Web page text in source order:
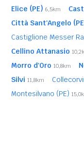
Elice (PE) 6,5km
Città Sant'Angelo
Castiglione Messer
Cellino Attanasio
Morro d'Oro 10,8km
Silvi 11,8km
Montesilvano (PE)